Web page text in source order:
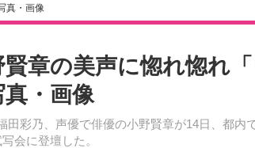
真・画像
章の美声に惚れ惚れ
・画像
田彩乃、声優で俳優の小野賢章が14日、都内
会に登壇した。